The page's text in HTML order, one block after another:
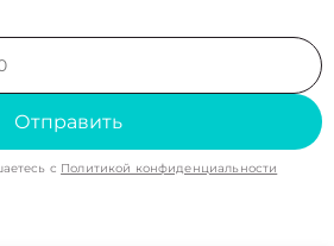
Отправить
с Политикой конфиденциальности